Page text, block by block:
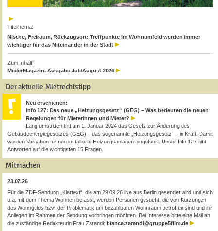
Titelthema:
Nische, Freiraum, Rückzugsort: Treffpunkte im Wohnumfeld werden immer
wichtiger für das Miteinander in der Stadt
Zum Inhalt:
MieterMagazin, Ausgabe Juli/August 2026
Der aktuelle Mietrechtstipp
Neu erschienen:
Info 127: Das neue „Heizungsgesetz“ (GEG) – Was bedeuten die neuen
Regelungen für Mieterinnen und Mieter?
Lang umstritten tritt am 1. Januar 2024 das Gesetz zur Änderung des
Gebäudeenergiegesetzes (GEG) – das sogenannte „Heizungsgesetz“ – in Kraft. Damit
werden Vorgaben für neu installierte Heizungsanlagen eingeführt. Unser Info 127 gibt
Antworten auf die wichtigsten 15 Fragen.
Mitmachen
23.07.26
Für die ZDF-Sendung „Klartext“, die am 29.09.26 live aus Berlin gesendet wird und sich
u.a. mit dem Thema Wohnen befasst, werden Personen gesucht, die von Kürzungen
des Wohngelds bzw. der Problematik um bezahlbaren Wohnraum betroffen sind und ihr
Anliegen im Rahmen der Sendung vorbringen möchten. Bei Interesse bitte eine Mail an
die zuständige Redakteurin Frau Zarandi: bianca.zarandi@gruppe5film.de